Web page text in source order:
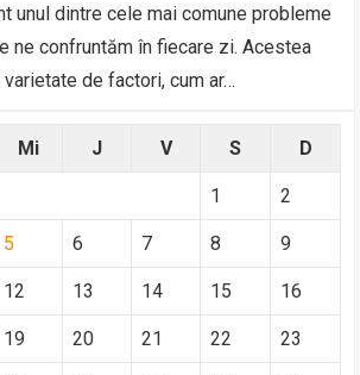
unul dintre cele mai comune probleme
ne confruntăm în fiecare zi. Acestea
de factori, cum ar…
Mi J V S D
1 2
5 6 7 8 9
12 13 14 15 16
19 20 21 22 23